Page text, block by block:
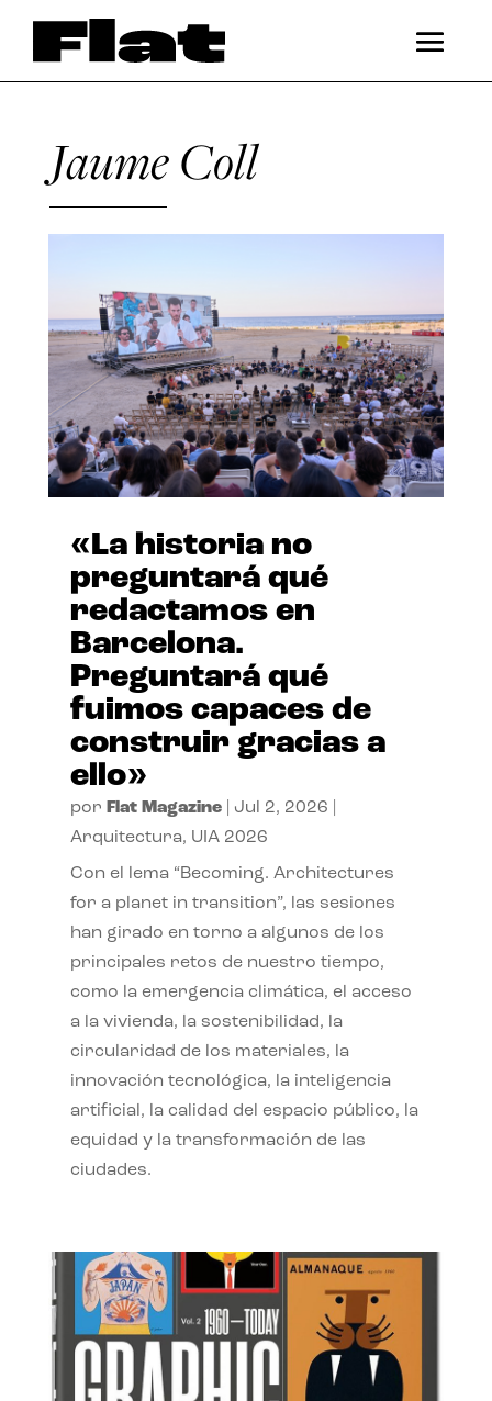
Jaume Coll
«La historia no
preguntará qué
redactamos en
Barcelona.
Preguntará qué
fuimos capaces de
construir gracias a
ello»
por Flat Magazine| Jul 2, 2026
Arquitectura, UIA 2026
Con el lema “Becoming. Architectures
for a planet in transition”, las sesiones
han girado en torno a algunos de los
principales retos de nuestro tiempo,
como la emergencia climática, el acceso
a la vivienda, la sostenibilidad, la
circularidad de los materiales, la
innovación tecnológica, la inteligencia
artificial, la calidad del espacio público, la
equidad y la transformación de las
ciudades.